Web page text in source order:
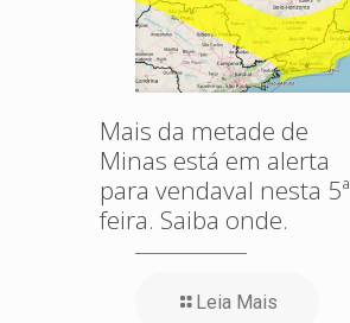
Mais da metade de
Minas está em alerta
para vendaval nesta 5ª
feira. Saiba onde.
Leia Mais